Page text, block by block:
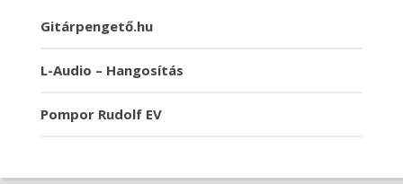
Gitárpengető.hu
L-Audio – Hangosítás
Pompor Rudolf EV